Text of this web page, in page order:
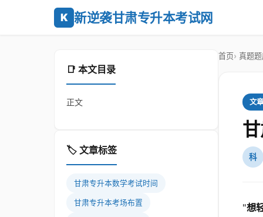
K 新逆袭甘肃专升本考试网
📑 本文目录
正文
🏷️ 文章标签
甘肃专升本数学考试时间
甘肃专升本考场布置
首页 真题
文
科
"想